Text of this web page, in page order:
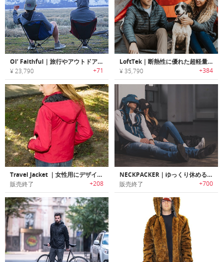
Ol’ Faithful｜旅行やアウトドアアドベンチャーに最適なオールシーズンフーディー「オ・フェイスフル」
¥ 23,790 +71
LoftTek｜断熱性に優れた超軽量・ハイパフォーマンスアドベンチャージャケット「ロフテック」
¥ 35,790 +384
Travel Jacket ｜女性用にデザインされた収納力抜群のトラベルジャケット
販売終了 +208
NECKPACKER｜ゆっくり休めるネックピロー搭載の多機能ジャケット/ベスト「ネックパッカー」
販売終了 +700